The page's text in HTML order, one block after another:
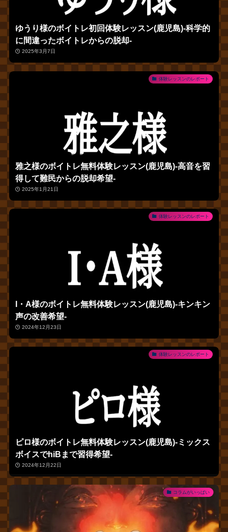
ゆうり様のボイトレ初回体験レッスン(鹿児島)‐科学的
に間違ったボイトレからの脱却‐
2025年3月7日
体験レッスンのレポート
雅之様のボイトレ無料体験レッスン(鹿児島)‐高音を習
得して難民からの脱却希望‐
2025年1月21日
体験レッスンのレポート
I・A様のボイトレ無料体験レッスン(鹿児島)‐キンキン
声の改善希望‐
2024年12月23日
体験レッスンのレポート
ピロ様のボイトレ無料体験レッスン(鹿児島)‐ミックス
ボイスでhiBまで習得希望‐
2024年12月22日
コラムがいっぱい